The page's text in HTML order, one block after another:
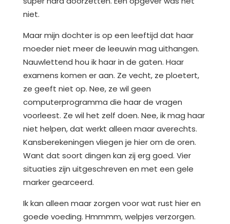
niet.
Maar mijn dochter is op een leeftijd dat haar
moeder niet meer de leeuwin mag uithangen.
Nauwlettend hou ik haar in de gaten. Haar
examens komen er aan. Ze vecht, ze ploetert,
ze geeft niet op. Nee, ze wil geen
computerprogramma die haar de vragen
voorleest. Ze wil het zelf doen. Nee, ik mag haar
niet helpen, dat werkt alleen maar averechts.
Kansberekeningen vliegen je hier om de oren.
Want dat soort dingen kan zij erg goed. Vier
situaties zijn uitgeschreven en met een gele
marker gearceerd.
Ik kan alleen maar zorgen voor wat rust hier en
goede voeding. Hmmmm, welpjes verzorgen.